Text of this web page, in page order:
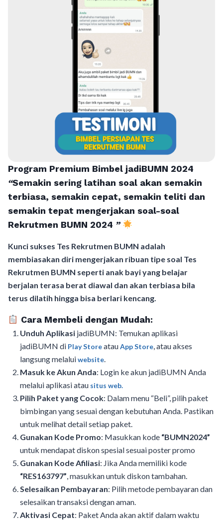
Program Premium Bimbel jadiBUMN 2024
“Semakin sering latihan soal akan semakin
terbiasa, semakin cepat, semakin teliti dan
semakin tepat mengerjakan soal-soal
Rekrutmen BUMN 2024 ”
Kunci sukses Tes Rekrutmen BUMN adalah
membiasakan diri mengerjakan ribuan tipe soal Tes
Rekrutmen BUMN seperti anak bayi yang belajar
berjalan terasa berat diawal dan akan terbiasa bila
terus dilatih hingga bisa berlari kencang.
Cara Membeli dengan Mudah:
Unduh Aplikasi jadiBUMN: Temukan aplikasi
jadiBUMN di Play StoreatauApp Store, atau akses
langsung melaluiwebsite.
Masuk ke Akun Anda: Login ke akun jadiBUMN Anda
melalui aplikasi atau situs web.
Pilih Paket yang Cocok: Dalam menu “Beli”, pilih paket
bimbingan yang sesuai dengan kebutuhan Anda. Pastikan
untuk melihat detail setiap paket.
Gunakan Kode Promo: Masukkan kode “BUMN2024”
untuk mendapat diskon spesial sesuai poster promo
Gunakan Kode Afiliasi: Jika Anda memiliki kode
“RES163797”, masukkan untuk diskon tambahan.
Selesaikan Pembayaran: Pilih metode pembayaran dan
selesaikan transaksi dengan aman.
Aktivasi Cepat: Paket Anda akan aktif dalam waktu